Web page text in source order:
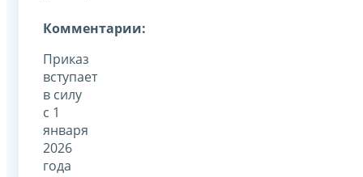
Комментарии:
Приказ
вступает
в силу
с 1
января
2026
года